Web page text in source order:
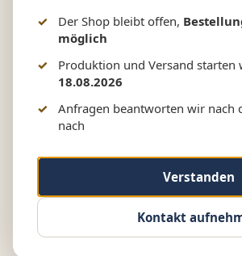
Der Shop bleibt offen,
möglich
Produktion und Versand starten
18.08.2026
Anfragen beantworten wir nach
nach
Verstanden
Kontakt
Bildergalerie überspringen